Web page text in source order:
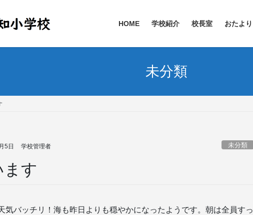
HOME 学校紹介 校長室 おたより
未分類
5日 学校管理者 未分類
す
気バッチリ！海も昨日よりも穏やかになったようです。朝は全員すっ